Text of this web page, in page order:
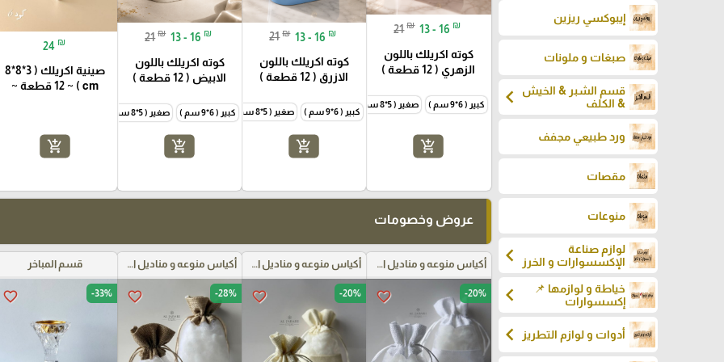
إيبوكسي ريزين
صبغات و ملونات
قسم الشبر & الخيش
& الكلف
chevron_left
ورد طبيعي مجفف
مقصات
منوعات
لوازم صناعة
الإكسسوارات و الخرز
chevron_left
خياطة و لوازمها 📌
إكسسوارات
chevron_left
أدوات و لوازم التطريزchevron_left
21 ₪ 13 - 16 ₪
كوته اكريلك باللون
الزهري ( 12 قطعة )
كبير ( 6*9 سم ) صغير ( 5*8 سم )
add_shopping_cart
21 ₪ 13 - 16 ₪
كوته اكريلك باللون
الازرق ( 12 قطعة )
كبير ( 6*9 سم ) صغير ( 5*8 سم )
add_shopping_cart
21 ₪ 13 - 16 ₪
كوته اكريلك باللون
الابيض ( 12 قطعة )
كبير ( 6*9 سم ) صغير ( 5*8 سم )
add_shopping_cart
24 ₪
صينية اكريلك ( 3*8*8
cm ) ~ 12 قطعة ~
add_shopping_cart
عروض وخصومات
أكياس منوعه و مناديل اعراس
favorite_border -20%
أكياس منوعه و مناديل اعراس
favorite_border -20%
أكياس منوعه و مناديل اعراس
favorite_border -28%
قسم المباخر
favorite_border -33%